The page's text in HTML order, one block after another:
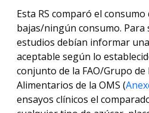
Esta RS comparó el consumo
bajas/ningún consumo. Para
estudios debían informar
aceptable según lo
conjunto de la FAO/Grupo
Alimentarios de la OMS (
ensayos clínicos el